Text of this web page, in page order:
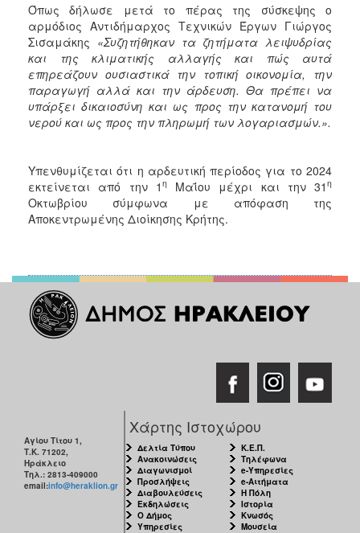
Όπως δήλωσε μετά το πέρας της σύσκεψης ο
αρμόδιος Αντιδήμαρχος Τεχνικών Έργων Γιώργος
Σισαμάκης «Συζητήθηκαν τα ζητήματα λειψυδρίας
και της κλιματικής αλλαγής και πώς αυτά
επηρεάζουν ουσιαστικά την τοπική οικονομία, την
παραγωγή αλλά και την άρδευση. Θα πρέπει να
υπάρξει δικαιοσύνη και ως προς την κατανομή του
νερού και ως προς την πληρωμή των λογαριασμών.».
Υπενθυμίζεται ότι η αρδευτική περίοδος για το 2024
εκτείνεται από την 1 η Μαΐου μέχρι και την 31 η
Οκτωβρίου σύμφωνα με απόφαση της
Αποκεντρωμένης Διοίκησης Κρήτης.
Αγίου Τίτου 1,
Τ.Κ. 71202,
Ηράκλειο
Τηλ.: 2813-409000
email:info@heraklion.gr
Χάρτης Ιστοχώρου
Δελτία Τύπου
Ανακοινώσεις
Διαγωνισμοί
Προσλήψεις
Διαβουλεύσεις
Εκδηλώσεις
Ο Δήμος
Υπηρεσίες
Κ.Ε.Π.
Τηλέφωνα
e-Υπηρεσίες
e-Αιτήματα
Η Πόλη
Ιστορία
Κνωσός
Μουσεία